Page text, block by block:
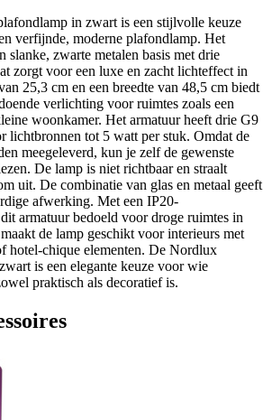
in zwart is een stijlvolle keuze
verfijnde, moderne plafondlamp. Het
slanke, zwarte metalen basis met drie
zorgt voor een luxe en zacht lichteffect in
25,3 cm en een breedte van 48,5 cm biedt
verlichting voor ruimtes zoals een
woonkamer. Het armatuur heeft drie G9
lichtbronnen tot 5 watt per stuk. Omdat de
meegeleverd, kun je zelf de gewenste
De lamp is niet richtbaar en straalt
uit. De combinatie van glas en metaal geeft
afwerking. Met een IP20-
armatuur bedoeld voor droge ruimtes in
de lamp geschikt voor interieurs met
hotel-chique elementen. De Nordlux
is een elegante keuze voor wie
praktisch als decoratief is.